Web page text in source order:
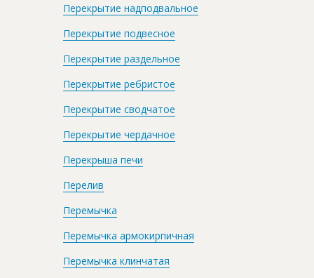
Перекрытие надподвальное
Перекрытие подвесное
Перекрытие раздельное
Перекрытие ребристое
Перекрытие сводчатое
Перекрытие чердачное
Перекрыша печи
Перелив
Перемычка
Перемычка армокирпичная
Перемычка клинчатая